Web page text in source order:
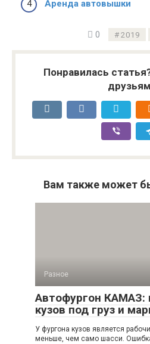
Аренда автовышки
0 2019
Понравилась
Вам также может
Разное
Автофургон КАМАЗ:
кузов под груз и
У фургона кузов является
меньше, чем само шасси.